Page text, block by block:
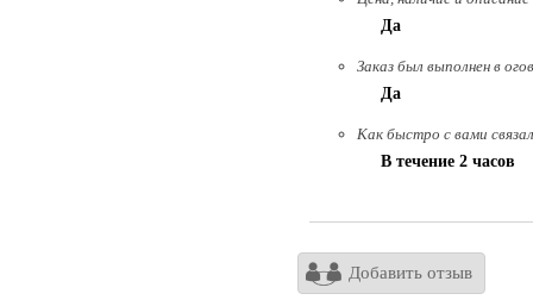
Да
Заказ был выполнен в
Да
Как быстро с вами
В течение 2 часов
Добавить отзыв